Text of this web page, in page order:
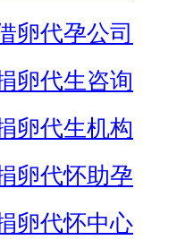
卵代孕公司
卵代生咨询
卵代生机构
卵代怀助孕
卵代怀中心